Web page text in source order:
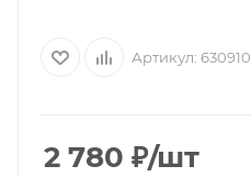
Артикул:
2 780 ₽/шт